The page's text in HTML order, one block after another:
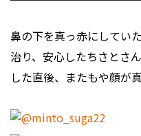
鼻の下を真っ赤にしてい
治り、安心したちさとさ
した直後、またもや顔が